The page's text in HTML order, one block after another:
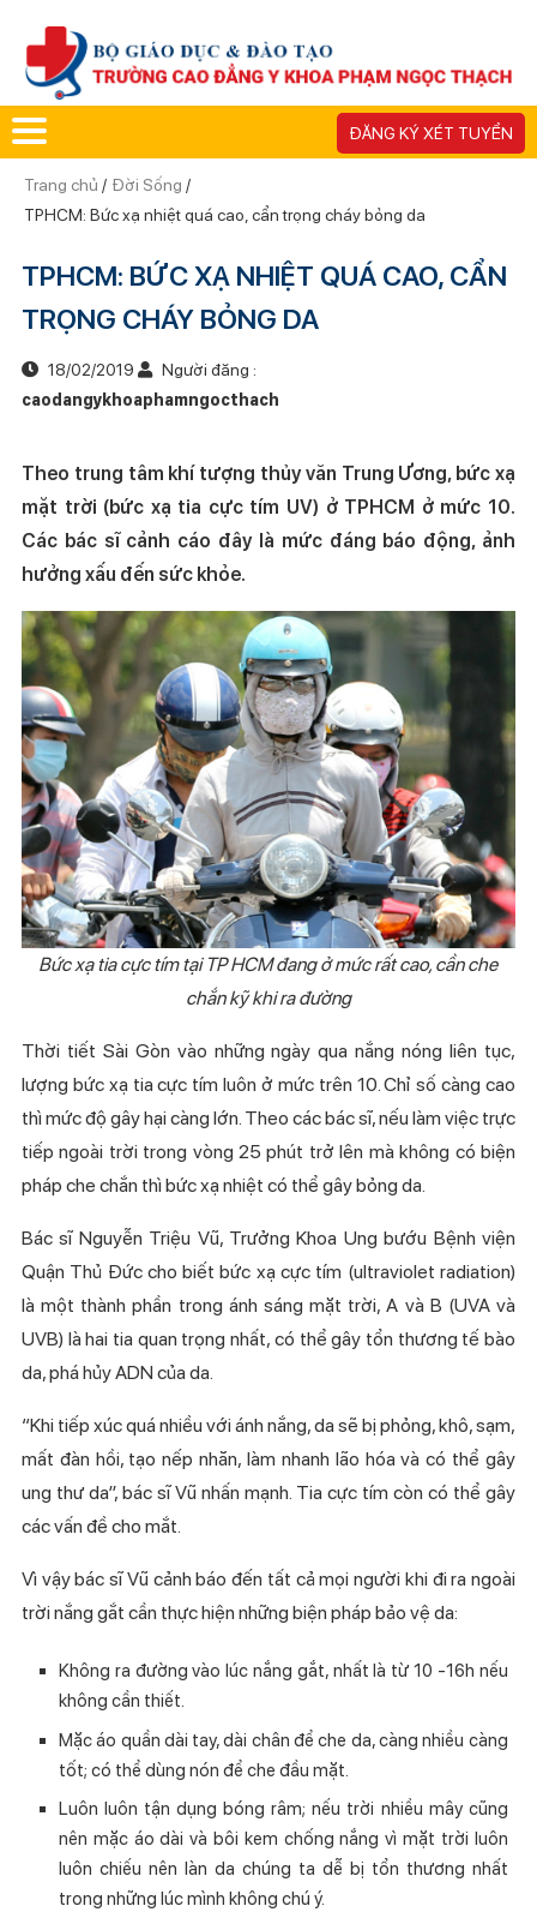
ĐĂNG KÝ XÉT TUYỂN
Trang chủ / Đời Sống /
TPHCM: Bức xạ nhiệt quá cao, cẩn trọng cháy bỏng da
TPHCM: BỨC XẠ NHIỆT QUÁ CAO, CẨN
TRỌNG CHÁY BỎNG DA
18/02/2019
Người đăng :
caodangykhoaphamngocthach
Theo trung tâm khí tượng thủy văn Trung Ương, bức xạ
mặt trời (bức xạ tia cực tím UV) ở TPHCM ở mức 10.
Các bác sĩ cảnh cáo đây là mức đáng báo động, ảnh
hưởng xấu đến sức khỏe.
Bức xạ tia cực tím tại TP HCM đang ở mức rất cao, cần che
chắn kỹ khi ra đường
Thời tiết Sài Gòn vào những ngày qua nắng nóng liên tục,
lượng bức xạ tia cực tím luôn ở mức trên 10. Chỉ số càng cao
thì mức độ gây hại càng lớn. Theo các bác sĩ, nếu làm việc trực
tiếp ngoài trời trong vòng 25 phút trở lên mà không có biện
pháp che chắn thì bức xạ nhiệt có thể gây bỏng da.
Bác sĩ Nguyễn Triệu Vũ, Trưởng Khoa Ung bướu Bệnh viện
Quận Thủ Đức cho biết bức xạ cực tím (ultraviolet radiation)
là một thành phần trong ánh sáng mặt trời, A và B (UVA và
UVB) là hai tia quan trọng nhất, có thể gây tổn thương tế bào
da, phá hủy ADN của da.
“Khi tiếp xúc quá nhiều với ánh nắng, da sẽ bị phỏng, khô, sạm,
mất đàn hồi, tạo nếp nhăn, làm nhanh lão hóa và có thể gây
ung thư da”, bác sĩ Vũ nhấn mạnh. Tia cực tím còn có thể gây
các vấn đề cho mắt.
Vì vậy bác sĩ Vũ cảnh báo đến tất cả mọi người khi đi ra ngoài
trời nắng gắt cần thực hiện những biện pháp bảo vệ da:
Không ra đường vào lúc nắng gắt, nhất là từ 10 -16h nếu
không cần thiết.
Mặc áo quần dài tay, dài chân để che da, càng nhiều càng
tốt; có thể dùng nón để che đầu mặt.
Luôn luôn tận dụng bóng râm; nếu trời nhiều mây cũng
nên mặc áo dài và bôi kem chống nắng vì mặt trời luôn
luôn chiếu nên làn da chúng ta dễ bị tổn thương nhất
trong những lúc mình không chú ý.